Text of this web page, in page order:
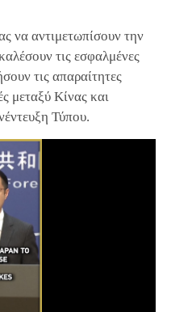
να αντιμετωπίσουν την
τις εσφαλμένες
τις απαραίτητες
μεταξύ Κίνας και
Τύπου.